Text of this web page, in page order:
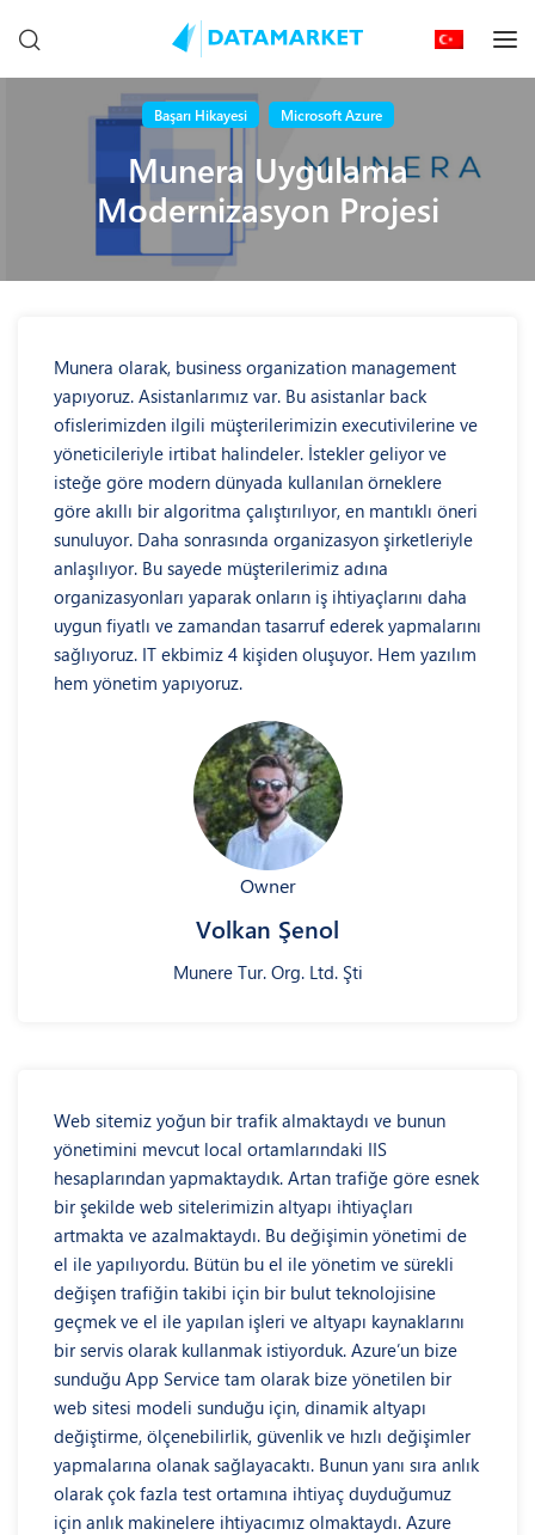
Başarı Hikayesi Microsoft Azure
Munera Uygulama
Modernizasyon Projesi
Owner
Volkan Şenol
Munere Tur. Org. Ltd. Şti
Munera olarak, business organization management
yapıyoruz. Asistanlarımız var. Bu asistanlar back
ofislerimizden ilgili müşterilerimizin executivilerine ve
yöneticileriyle irtibat halindeler. İstekler geliyor ve
isteğe göre modern dünyada kullanılan örneklere
göre akıllı bir algoritma çalıştırılıyor, en mantıklı öneri
sunuluyor. Daha sonrasında organizasyon şirketleriyle
anlaşılıyor. Bu sayede müşterilerimiz adına
organizasyonları yaparak onların iş ihtiyaçlarını daha
uygun fiyatlı ve zamandan tasarruf ederek yapmalarını
sağlıyoruz. IT ekbimiz 4 kişiden oluşuyor. Hem yazılım
hem yönetim yapıyoruz.
Web sitemiz yoğun bir trafik almaktaydı ve bunun
yönetimini mevcut local ortamlarındaki IIS
hesaplarından yapmaktaydık. Artan trafiğe göre esnek
bir şekilde web sitelerimizin altyapı ihtiyaçları
artmakta ve azalmaktaydı. Bu değişimin yönetimi de
el ile yapılıyordu. Bütün bu el ile yönetim ve sürekli
değişen trafiğin takibi için bir bulut teknolojisine
geçmek ve el ile yapılan işleri ve altyapı kaynaklarını
bir servis olarak kullanmak istiyorduk. Azure’un bize
sunduğu App Service tam olarak bize yönetilen bir
web sitesi modeli sunduğu için, dinamik altyapı
değiştirme, ölçenebilirlik, güvenlik ve hızlı değişimler
yapmalarına olanak sağlayacaktı. Bunun yanı sıra anlık
olarak çok fazla test ortamına ihtiyaç duyduğumuz
için anlık makinelere ihtiyacımız olmaktaydı. Azure